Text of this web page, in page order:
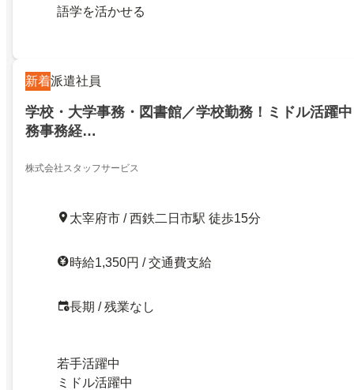
語学を活かせる
新着派遣社員
学校・大学事務・図書館／学校勤務！ミドル活躍
務事務経…
株式会社スタッフサービス
太宰府市 / 西鉄二日市駅 徒歩15分
時給1,350円 / 交通費支給
長期 / 残業なし
若手活躍中
ミドル活躍中